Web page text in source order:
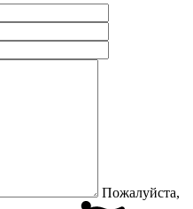
Пожалуйста,